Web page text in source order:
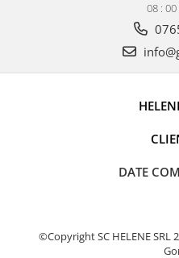
08 :
DATE
©Copyright SC HELENE SRL